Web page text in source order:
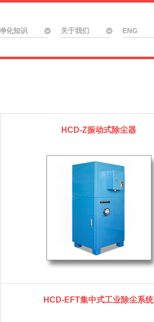
化知识 关于我们 ENG
HCD-Z振动式除尘器
HCD-EFT集中式工业除尘系统